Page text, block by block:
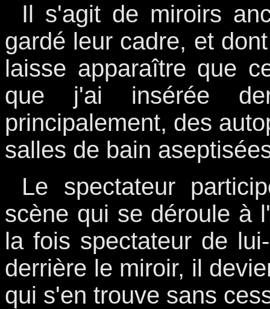
Il s'agit de miroirs
gardé leur cadre, et
laisse apparaître que
que j'ai insérée
principalement, des
salles de bain
Le spectateur
scène qui se déroule à
la fois spectateur de
derrière le miroir, il
qui s'en trouve sans